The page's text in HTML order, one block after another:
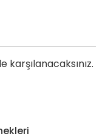
karşılanacaksınız.